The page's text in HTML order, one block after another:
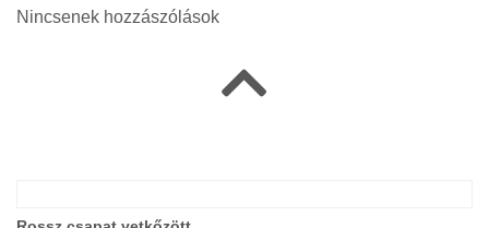
Nincsenek hozzászólások